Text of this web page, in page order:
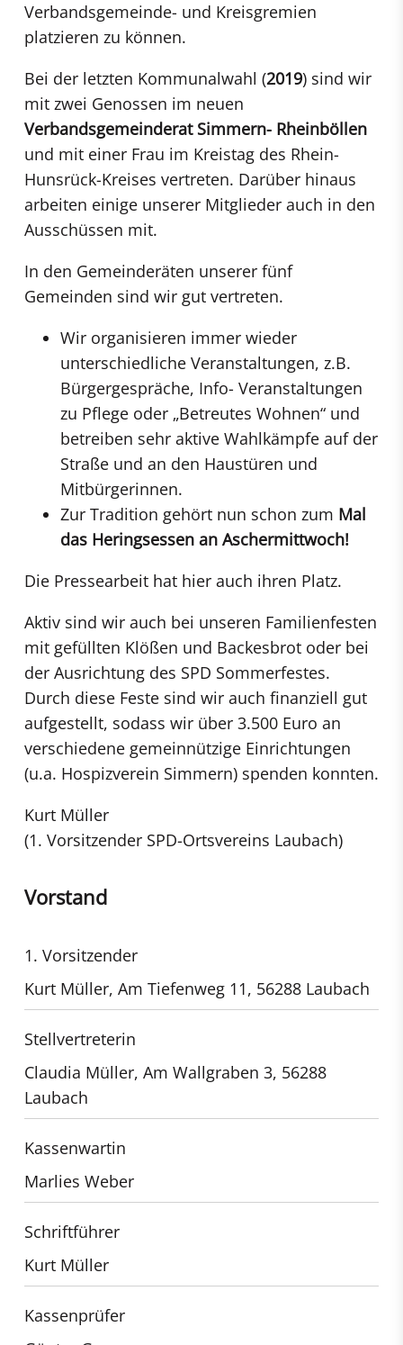
Verbandsgemeinde- und Kreisgremien
platzieren zu können.
Bei der letzten Kommunalwahl (2019) sind wir
mit zwei Genossen im neuen
Verbandsgemeinderat Simmern- Rheinböllen
und mit einer Frau im Kreistag des Rhein-
Hunsrück-Kreises vertreten. Darüber hinaus
arbeiten einige unserer Mitglieder auch in den
Ausschüssen mit.
In den Gemeinderäten unserer fünf
Gemeinden sind wir gut vertreten.
Wir organisieren immer wieder
unterschiedliche Veranstaltungen, z.B.
Bürgergespräche, Info- Veranstaltungen
zu Pflege oder „Betreutes Wohnen“ und
betreiben sehr aktive Wahlkämpfe auf der
Straße und an den Haustüren und
Mitbürgerinnen.
Zur Tradition gehört nun schon zum Mal
das Heringsessen an Aschermittwoch!
Die Pressearbeit hat hier auch ihren Platz.
Aktiv sind wir auch bei unseren Familienfesten
mit gefüllten Klößen und Backesbrot oder bei
der Ausrichtung des SPD Sommerfestes.
Durch diese Feste sind wir auch finanziell gut
aufgestellt, sodass wir über 3.500 Euro an
verschiedene gemeinnützige Einrichtungen
(u.a. Hospizverein Simmern) spenden konnten.
Kurt Müller
(1. Vorsitzender SPD-Ortsvereins Laubach)
Vorstand
1. Vorsitzender
Kurt Müller, Am Tiefenweg 11, 56288 Laubach
Stellvertreterin
Claudia Müller, Am Wallgraben 3, 56288
Laubach
Kassenwartin
Marlies Weber
Schriftführer
Kurt Müller
Kassenprüfer